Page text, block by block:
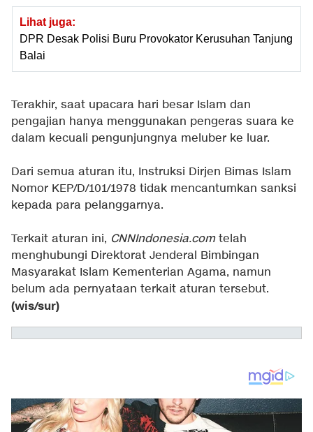
Lihat juga:
DPR Desak Polisi Buru Provokator Kerusuhan Tanjung
Balai
Terakhir, saat upacara hari besar Islam dan
pengajian hanya menggunakan pengeras suara ke
dalam kecuali pengunjungnya meluber ke luar.
Dari semua aturan itu, Instruksi Dirjen Bimas Islam
Nomor KEP/D/101/1978 tidak mencantumkan sanksi
kepada para pelanggarnya.
Terkait aturan ini, CNNIndonesia.comtelah
menghubungi Direktorat Jenderal Bimbingan
Masyarakat Islam Kementerian Agama, namun
belum ada pernyataan terkait aturan tersebut.
(wis/sur)